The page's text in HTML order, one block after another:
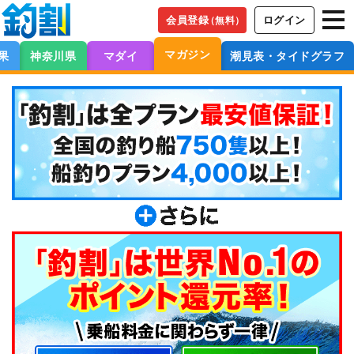
会員登録（無料） ログイン
神奈川県 マダイ マガジン 潮見表・タイドグラフ